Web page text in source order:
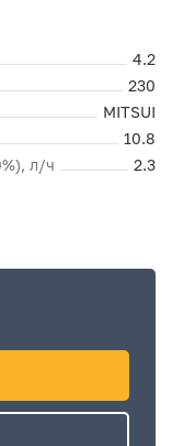
4.2
230
MITSUI
10.8
л/ч
2.3